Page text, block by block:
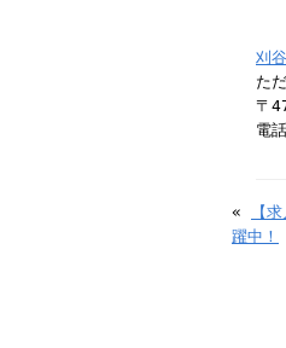
刈
た
〒
電
«
【
躍中！